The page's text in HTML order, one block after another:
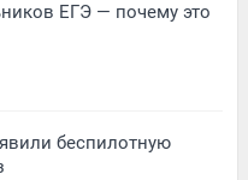
ЕГЭ — почему это
беспилотную